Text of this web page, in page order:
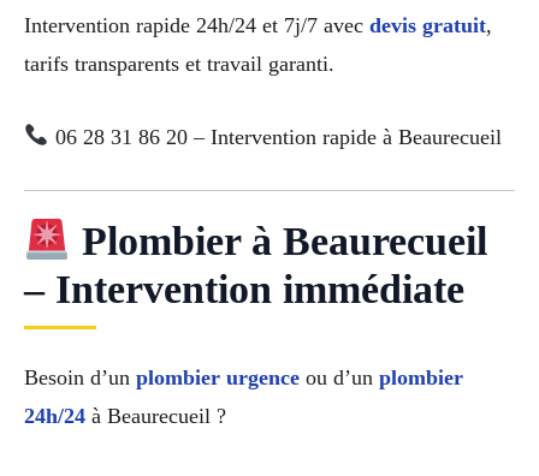
Intervention rapide 24h/24 et 7j/7 avec devis gratuit,
tarifs transparents et travail garanti.
06 28 31 86 20 – Intervention rapide à Beaurecueil
Plombier à Beaurecueil
– Intervention immédiate
Besoin d’un plombier urgence ou d’un plombier
24h/24 à Beaurecueil ?